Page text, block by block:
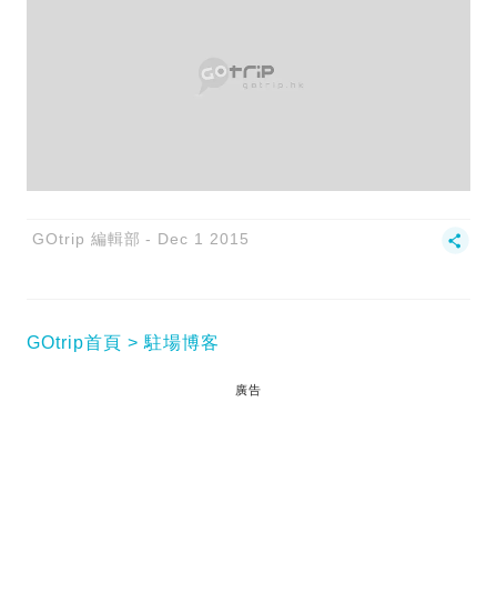
GOtrip 編輯部 Dec 1 2015
GOtrip首頁 駐場博客
廣告